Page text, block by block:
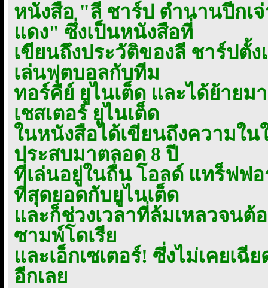
หนังสือ "ลี ชาร์ป ตำนานปีกเ
แดง" ซึ่งเป็นหนังสือที่
เขียนถึงประวัติของลี ชาร์ปตั้
เล่นฟุตบอลกับทีม
ทอร์คีย์ ยูไนเต็ด และได้ย้าย
เชสเตอร์ ยูไนเต็ด
ในหนังสือได้เขียนถึงความใน
ประสบมาตลอด 8 ปี
ที่เล่นอยู่ในถื่น โอลด์ แทร็ฟฟอ
ที่สุดยอดกับยูไนเต็ด
และก็ช่วงเวลาที่ล้มเหลวจนต้
ซามพ์โดเรีย
และเอ็กเซเตอร์! ซึ่งไม่เคยเฉี
อีกเลย